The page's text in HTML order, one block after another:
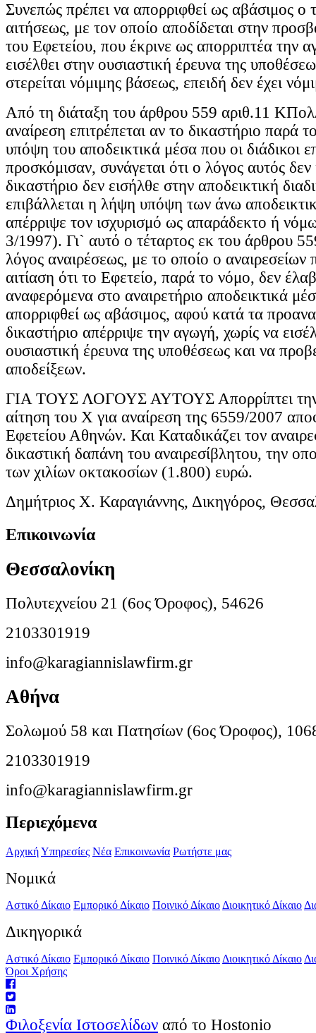
Συνεπώς πρέπει να απορριφθεί ως αβάσιμος ο
αιτήσεως, με τον οποίο αποδίδεται στην
του Εφετείου, που έκρινε ως απορριπτέα την
εισέλθει στην ουσιαστική έρευνα της
στερείται νόμιμης βάσεως, επειδή δεν έχει
Από τη διάταξη του άρθρου 559 αριθ.11
αναίρεση επιτρέπεται αν το δικαστήριο παρά
υπόψη του αποδεικτικά μέσα που οι διάδικοι
προσκόμισαν, συνάγεται ότι ο λόγος αυτός δεν
δικαστήριο δεν εισήλθε στην αποδεικτική
επιβάλλεται η λήψη υπόψη των άνω
απέρριψε τον ισχυρισμό ως απαράδεκτο ή
3/1997). Γι` αυτό ο τέταρτος εκ του άρθρου
λόγος αναιρέσεως, με το οποίο ο αναιρεσείων
αιτίαση ότι το Εφετείο, παρά το νόμο, δεν
αναφερόμενα στο αναιρετήριο αποδεικτικά
απορριφθεί ως αβάσιμος, αφού κατά τα
δικαστήριο απέρριψε την αγωγή, χωρίς να
ουσιαστική έρευνα της υποθέσεως και να
αποδείξεων.
ΓΙΑ ΤΟΥΣ ΛΟΓΟΥΣ ΑΥΤΟΥΣ Απορρίπτει
αίτηση του Χ για αναίρεση της 6559/2007
Εφετείου Αθηνών. Και Καταδικάζει τον
δικαστική δαπάνη του αναιρεσίβλητου, την
των χιλίων οκτακοσίων (1.800) ευρώ.
Δημήτριος Χ. Καραγιάννης, Δικηγόρος,
Επικοινωνία
Θεσσαλονίκη
Πολυτεχνείου 21 (6ος Όροφος), 54626
2103301919
info@karagiannislawfirm.gr
Αθήνα
Σολωμού 58 και Πατησίων (6ος Όροφος),
2103301919
info@karagiannislawfirm.gr
Περιεχόμενα
ΑρχικήΥπηρεσίες Νέα Επικοινωνία Ρωτήστε μας
Νομικά
Αστικό Δίκαιο Εμπορικό Δίκαιο Ποινικό Δίκαιο Διοικητικό Δίκαιο
Δικηγορικά
Αστικό Δίκαιο Εμπορικό Δίκαιο Ποινικό Δίκαιο Διοικητικό Δίκαιο
Όροι Χρήσης
Φιλοξενία Ιστοσελίδων από το Hostonio